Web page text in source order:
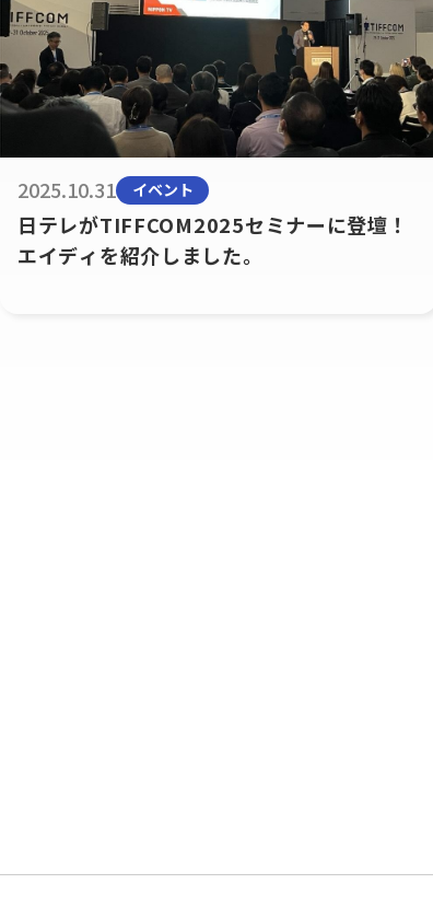
2025.10.31 イベント
日テレがTIFFCOM2025セミナーに登壇！
エイディを紹介しました。